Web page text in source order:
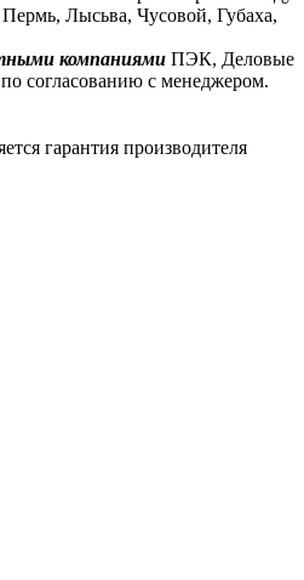
Лысьва, Чусовой, Губаха,
компаниями ПЭК, Деловые
согласованию с менеджером.
гарантия производителя